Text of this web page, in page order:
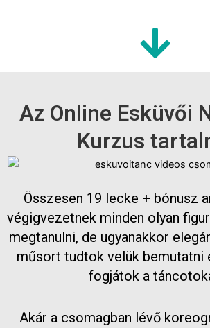
Az Online Esküvői
Kurzus
Összesen 19 lecke + bónusz
végigvezetnek minden olyan
megtanulni, de ugyanakkor
műsort tudtok velük bemutatni
fogjátok a
Akár a csomagban lévő